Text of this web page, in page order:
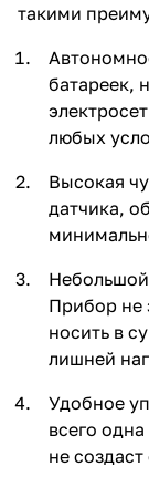
такими
батареек,
любых
Высокая
датчика,
Прибор не
носить в
лишней
Удобное
всего
не